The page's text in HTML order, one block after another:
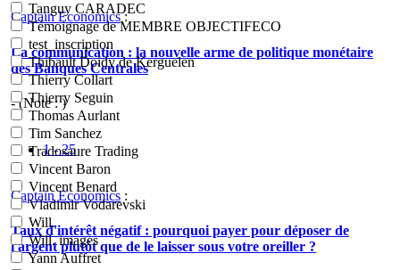
Tanguy CARADEC
Témoignage de MEMBRE OBJECTIFECO
test_inscription
Thibault Doidy de Kerguelen
Thierry Collart
Thierry Seguin
Thomas Aurlant
Tim Sanchez
Tradosaure Trading
Vincent Baron
Vincent Benard
Vladimir Vodarevski
Will.
Will. images
Yann Auffret
Captain Economics:
La communication : la nouvelle arme de politique monétaire
des Banques Centrales
- (Note : )
1 - 25
Captain Economics :
Taux d'intérêt négatif : pourquoi payer pour déposer de
l'argent plutôt que de le laisser sous votre oreiller ?